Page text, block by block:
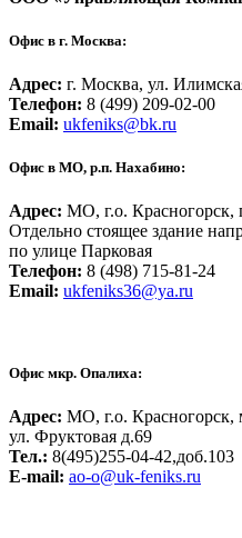
Офис в г. Москва:
Адрес: г. Москва, ул.
Телефон: 8 (499) 209-02-00
Email: ukfeniks@bk.ru
Офис в МО, р.п. Нахабино:
Адрес: МО, г.о. Красногорск,
Отдельно стоящее здание
по улице Парковая
Телефон: 8 (498) 715-81-24
Email: ukfeniks36@ya.ru
Офис мкр. Опалиха:
Адрес: МО, г.о. Красногорск,
ул. Фруктовая д.69
Тел.: 8(495)255-04-42,доб.103
Е-mail: ao-o@uk-feniks.ru